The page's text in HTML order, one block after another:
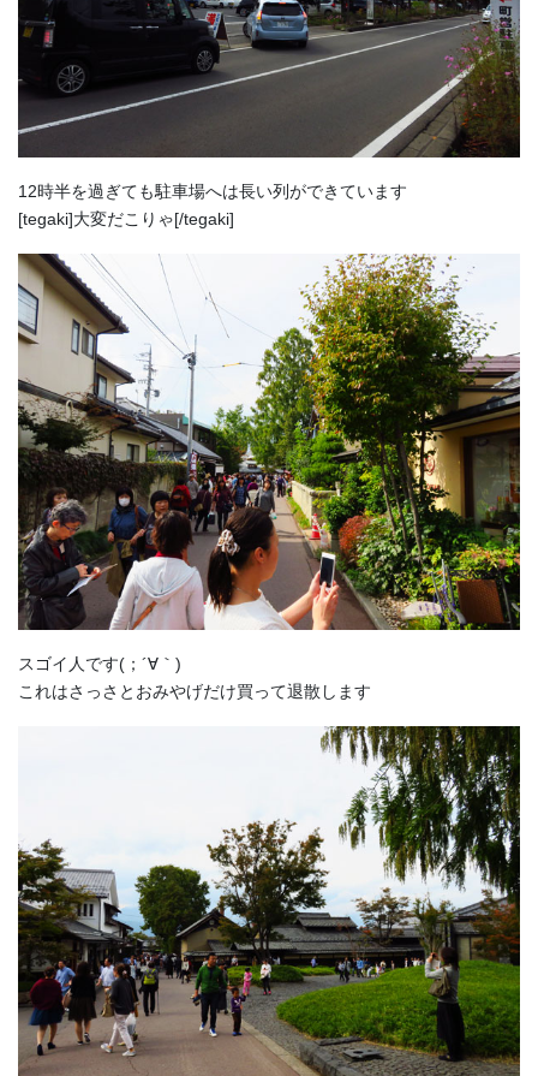
12時半を過ぎても駐車場へは長い列ができています
[tegaki]大変だこりゃ[/tegaki]
スゴイ人です(；´∀｀)
これはさっさとおみやげだけ買って退散します